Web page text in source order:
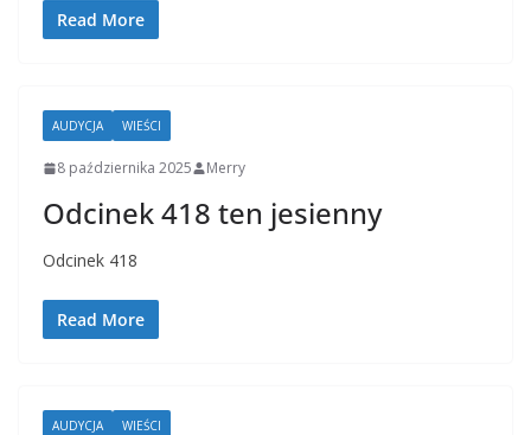
Read More
AUDYCJA WIEŚCI
8 października 2025 Merry
Odcinek 418 ten jesienny
Odcinek 418
Read More
AUDYCJA WIEŚCI